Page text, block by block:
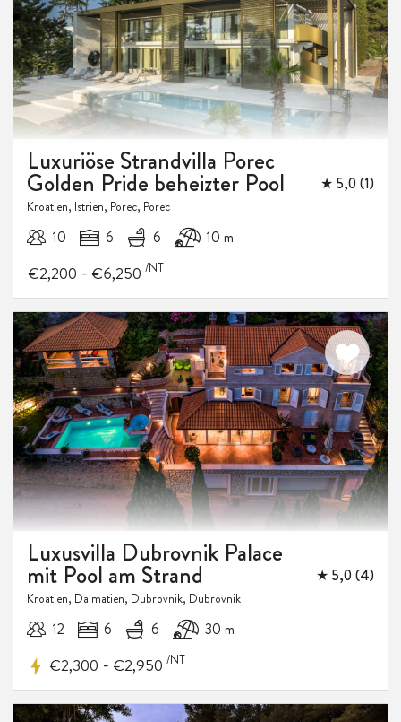
Luxuriöse Strandvilla Porec
Golden Pride beheizter Pool ★ 5,0 (1)
Kroatien, Istrien, Porec, Porec
10 6 6 10 m
€2,200 - €6,250 /NT
Luxusvilla Dubrovnik Palace
mit Pool am Strand ★ 5,0 (4)
Kroatien, Dalmatien, Dubrovnik, Dubrovnik
12 6 6 30 m
€2,300 - €2,950 /NT